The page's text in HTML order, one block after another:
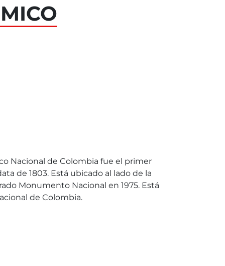
Nacional de Colombia fue el primer
de 1803. Está ubicado al lado de la
Monumento Nacional en 1975. Está
de Colombia.